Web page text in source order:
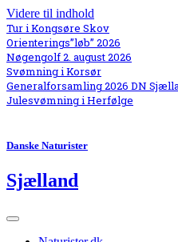
Videre til indhold
Tur i Kongsøre Skov
Orienterings”løb” 2026
Nøgengolf 2. august 2026
Svømning i Korsør
Generalforsamling 2026 DN
Julesvømning i Herfølge
Danske Naturister
Sjælland